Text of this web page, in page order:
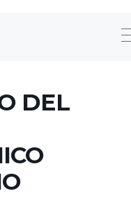
DEL